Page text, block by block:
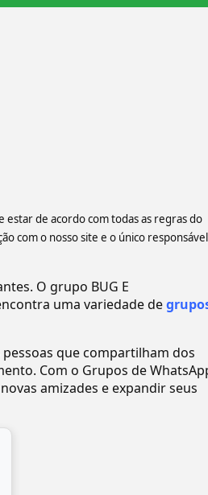
estar de acordo com todas as regras do
com o nosso site e o único
O grupo BUG E
uma variedade de
que compartilham dos
Com o Grupos de
amizades e expandir seus